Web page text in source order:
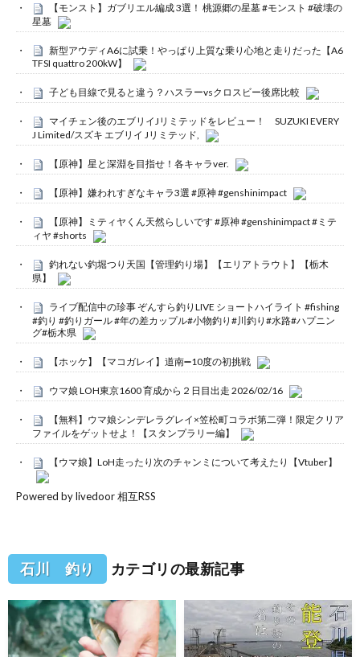
【モンスト】ガブリエル編成 3選！ 桃源郷の星墓 #モンスト #破壊の
星墓
新型アウディA6に試乗！やっぱり上質な乗り心地と走りだった【A6
TFSI quattro 200kW】
子ども目線で見ると違う？ハスラーvsクロスビー後席比較
マイチェン後のエブリイJリミテッドをレビュー！ SUZUKI EVERY
J Limited/スズキ エブリイ Jリミテッド,
【原神】星と深淵を目指せ！各キャラver.
【原神】嫌われすぎなキャラ3選 #原神 #genshinimpact
【原神】ミティヤくん天然らしいです #原神 #genshinimpact #ミテ
ィヤ #shorts
釣れない釣堀つり天国【管理釣り場】【エリアトラウト】【栃木
県】
ライブ配信中の珍事 ぞんすら釣りLIVE ショートハイライト #fishing
#釣り #釣りガール #年の差カップル#小物釣り#川釣り#水路#ハプニン
グ#栃木県
【ホッケ】【マコガレイ】道南➖10度の初挑戦
ウマ娘 LOH東京1600 育成から２日目出走 2026/02/16
【無料】ウマ娘シンデレラグレイ×笠松町コラボ第二弾！限定クリア
ファイルをゲットせよ！【スタンプラリー編】
【ウマ娘】LoH走ったり次のチャンミについて考えたり【Vtuber】
Powered by livedoor 相互RSS
石川 釣り カテゴリの最新記事